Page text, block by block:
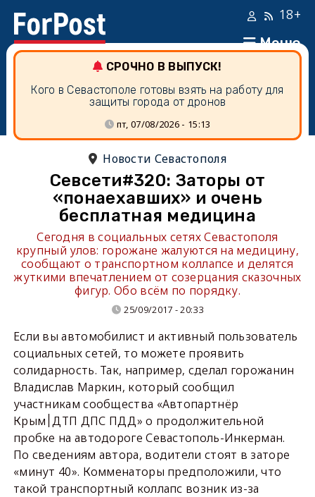
Меню
18+
СРОЧНО В ВЫПУСК!
Кого в Севастополе готовы взять на работу для
защиты города от дронов
пт, 07/08/2026 - 15:13
Новости Севастополя
Севсети#320: Заторы от
«понаехавших» и очень
бесплатная медицина
Сегодня в социальных сетях Севастополя
крупный улов: горожане жалуются на медицину,
сообщают о транспортном коллапсе и делятся
жуткими впечатлением от созерцания сказочных
фигур. Обо всём по порядку.
25/09/2017 - 20:33
Если вы автомобилист и активный пользователь
социальных сетей, то можете проявить
солидарность. Так, например, сделал горожанин
Владислав Маркин, который сообщил
участникам сообщества «Автопартнёр
Крым׀ДТП ДПС ПДД» о продолжительной
пробке на автодороге Севастополь-Инкерман.
По сведениям автора, водители стоят в заторе
«минут 40». Комменаторы предположили, что
такой транспортный коллапс возник из-за